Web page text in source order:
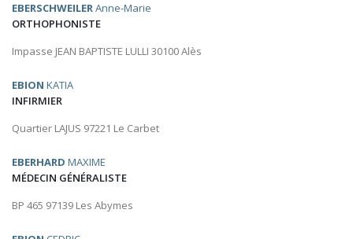
EBERSCHWEILERAnne-Marie
ORTHOPHONISTE
Impasse JEAN BAPTISTE LULLI 30100 Alès
EBION KATIA
INFIRMIER
Quartier LAJUS 97221 Le Carbet
EBERHARD MAXIME
MÉDECIN GÉNÉRALISTE
BP 465 97139 Les Abymes